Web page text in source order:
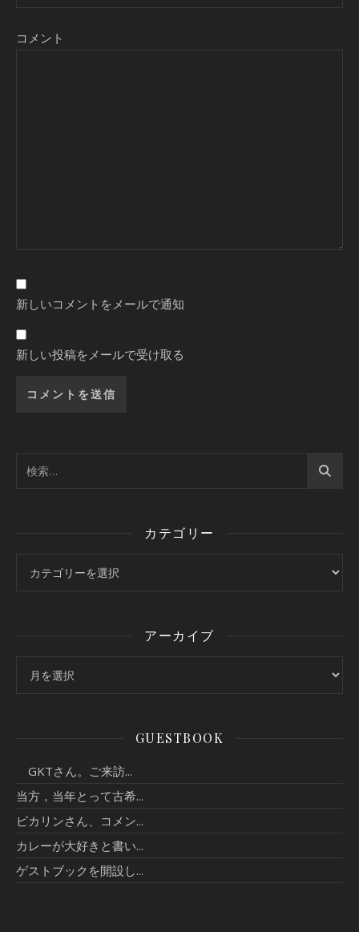
コメント
新しいコメントをメールで通知
新しい投稿をメールで受け取る
カテゴリー
アーカイブ
GUESTBOOK
GKTさん。ご来訪...
当方，当年とって古希...
ピカリンさん、コメン...
カレーが大好きと書い...
ゲストブックを開設し...